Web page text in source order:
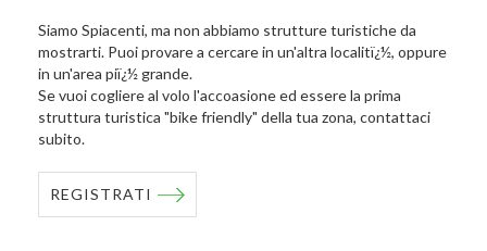
Siamo Spiacenti, ma non abbiamo strutture turistiche da
mostrarti. Puoi provare a cercare in un'altra localitï¿½, oppure
in un'area piï¿½ grande.
Se vuoi cogliere al volo l'accoasione ed essere la prima
struttura turistica "bike friendly" della tua zona, contattaci
subito.
REGISTRATI